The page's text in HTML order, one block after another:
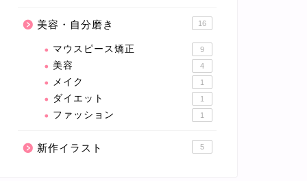
美容・自分磨き 16
マウスピース矯正 9
美容 4
メイク 1
ダイエット 1
ファッション 1
新作イラスト 5